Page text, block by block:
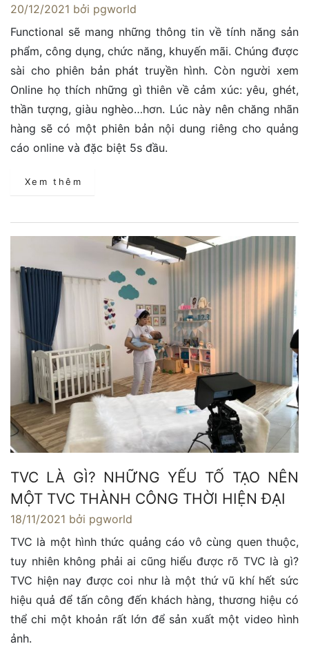
20/12/2021 bởi pgworld
Functional sẽ mang những thông tin về tính năng sản
phẩm, công dụng, chức năng, khuyến mãi. Chúng được
sài cho phiên bản phát truyền hình. Còn người xem
Online họ thích những gì thiên về cảm xúc: yêu, ghét,
thần tượng, giàu nghèo…hơn. Lúc này nên chăng nhãn
hàng sẽ có một phiên bản nội dung riêng cho quảng
cáo online và đặc biệt 5s đầu.
Xem thêm
TVC LÀ GÌ? NHỮNG YẾU TỐ TẠO NÊN
MỘT TVC THÀNH CÔNG THỜI HIỆN ĐẠI
18/11/2021 bởi pgworld
TVC là một hình thức quảng cáo vô cùng quen thuộc,
tuy nhiên không phải ai cũng hiểu được rõ TVC là gì?
TVC hiện nay được coi như là một thứ vũ khí hết sức
hiệu quả để tấn công đến khách hàng, thương hiệu có
thể chi một khoản rất lớn để sản xuất một video hình
ảnh.